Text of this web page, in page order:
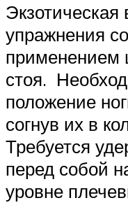
Экзотическая
упражнения
применением
стоя.
положение
согнув их в
Требуется
перед собой
уровне